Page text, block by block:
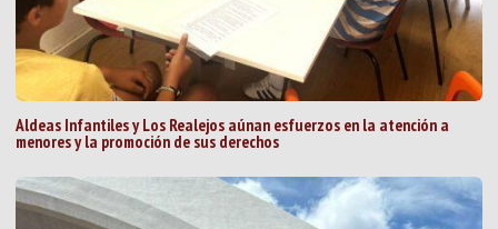
Aldeas Infantiles y Los Realejos aúnan esfuerzos en la atención a
menores y la promoción de sus derechos